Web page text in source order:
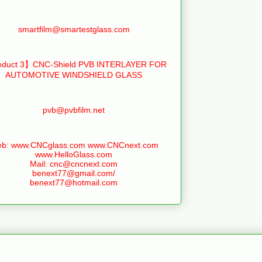
smartfilm@smartestglass.com
3】CNC-Shield PVB INTERLAYER FOR
AUTOMOTIVE WINDSHIELD GLASS
pvb@pvbfilm.net
www.CNCglass.com www.CNCnext.com
www.HelloGlass.com
Mail: cnc@cncnext.com
benext77@gmail.com/
benext77@hotmail.com